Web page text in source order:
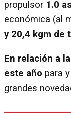
propulsor 1.0
económica (al
y 20,4 kgm de
En relación a
este año para
grandes